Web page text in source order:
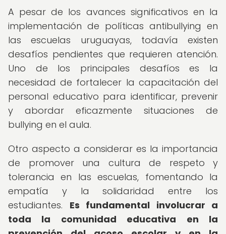
A pesar de los avances significativos en la
implementación de políticas antibullying en
las escuelas uruguayas, todavía existen
desafíos pendientes que requieren atención.
Uno de los principales desafíos es la
necesidad de fortalecer la capacitación del
personal educativo para identificar, prevenir
y abordar eficazmente situaciones de
bullying en el aula.
Otro aspecto a considerar es la importancia
de promover una cultura de respeto y
tolerancia en las escuelas, fomentando la
empatía y la solidaridad entre los
estudiantes. Es fundamental involucrar a
toda la comunidad educativa en la